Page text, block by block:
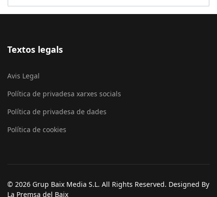
Textos legals
Avis Legal
Política de privadesa xarxes socials
Política de privadesa de dades
Política de cookies
© 2026 Grup Baix Media S.L. All Rights Reserved. Designed By
La Premsa del Baix